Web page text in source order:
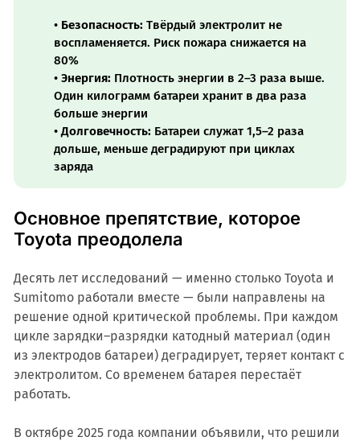
• Безопасность: Твёрдый электролит не
воспламеняется. Риск пожара снижается на
80%
• Энергия: Плотность энергии в 2–3 раза выше.
Один килограмм батареи хранит в два раза
больше энергии
•Долговечность: Батареи служат 1,5–2 раза
дольше, меньше деградируют при циклах
заряда
Основное препятствие, которое
Toyota преодолела
Десять лет исследований — именно столько Toyota и
Sumitomo работали вместе — были направлены на
решение одной критической проблемы. При каждом
цикле зарядки–разрядки катодный материал (один
из электродов батареи) деградирует, теряет контакт с
электролитом. Со временем батарея перестаёт
работать.
В октябре 2025 года компании объявили, что решили